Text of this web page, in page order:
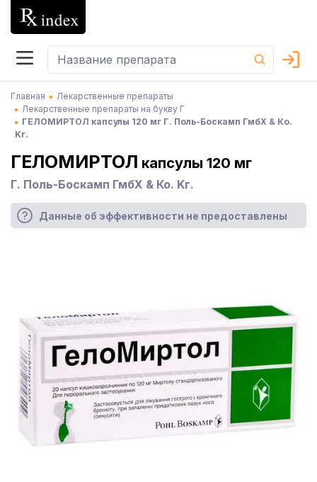
Главная
Лекарственные препараты
Лекарственные препараты на букву Г
ГЕЛОМИРТОЛ капсулы 120 мг Г. Поль-Боскамп ГмбХ & Ко.
Kг.
ГЕЛОМИРТОЛ капсулы 120 мг
Г. Поль-Боскамп ГмбХ & Ко. Kг.
Данные об эффективности не предоставлены